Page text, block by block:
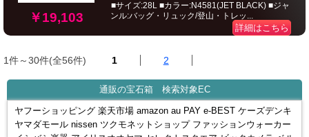
￥19,103
■サイズ:28L ■カラー:N4581(JET BLACK) ■ジャ
ンル:バッグ・リュック/登山・トレッ...
詳細はこちら
1件～30件(全56件) 1 2
通販の宝石箱 検索対象EC
ヤフーショッピング 楽天市場 amazon au PAY e-BEST ケーズデンキ
ヤマダモール nissen ツクモネットショップ ファッションウォーカー